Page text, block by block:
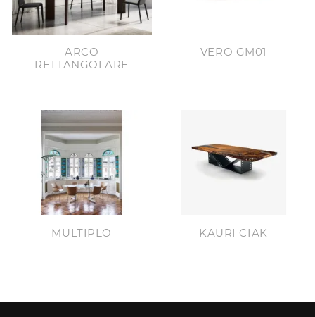
ARCO
RETTANGOLARE
VERO GM01
MULTIPLO KAURI CIAK